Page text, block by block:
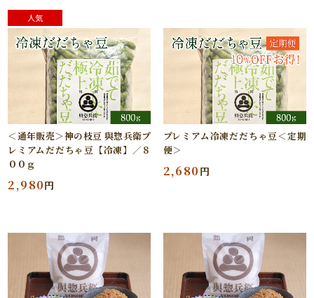
人気
＜通年販売＞神の枝豆 與惣兵衛プ
レミアムだだちゃ豆【冷凍】／８
００ｇ
2,980円
プレミアム冷凍だだちゃ豆＜定期
便＞
2,680円